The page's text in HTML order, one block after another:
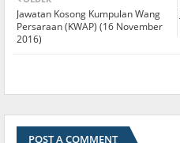
Jawatan Kosong Kumpulan Wang
Persaraan (KWAP) (16 November
2016)
POST A COMMENT